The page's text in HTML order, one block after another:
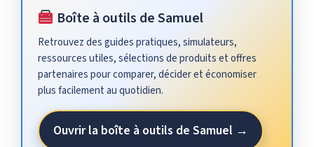
Boîte à outils de Samuel
Retrouvez des guides pratiques, simulateurs,
ressources utiles, sélections de produits et offres
partenaires pour comparer, décider et économiser
plus facilement au quotidien.
Ouvrir la boîte à outils de Samuel →